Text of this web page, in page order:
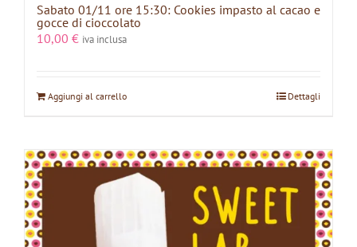
Sabato 01/11 ore 15:30: Cookies impasto al cacao e
gocce di cioccolato
10,00 € iva inclusa
Aggiungi al carrello Dettagli